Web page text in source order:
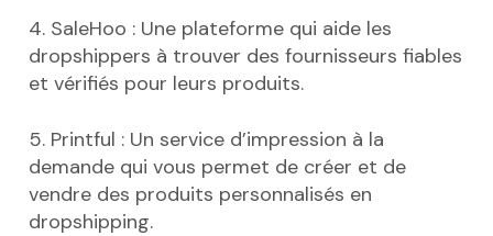
4. SaleHoo : Une plateforme qui aide les
dropshippers à trouver des fournisseurs fiables
et vérifiés pour leurs produits.
5. Printful : Un service d’impression à la
demande qui vous permet de créer et de
vendre des produits personnalisés en
dropshipping.